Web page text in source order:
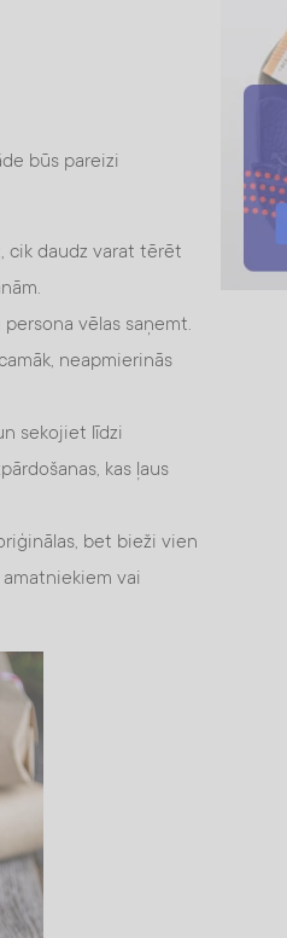
būs pareizi
cik daudz varat tērēt
vēlas saņemt.
neapmierinās
sekojiet līdzi
kas ļaus
bet bieži vien
vai